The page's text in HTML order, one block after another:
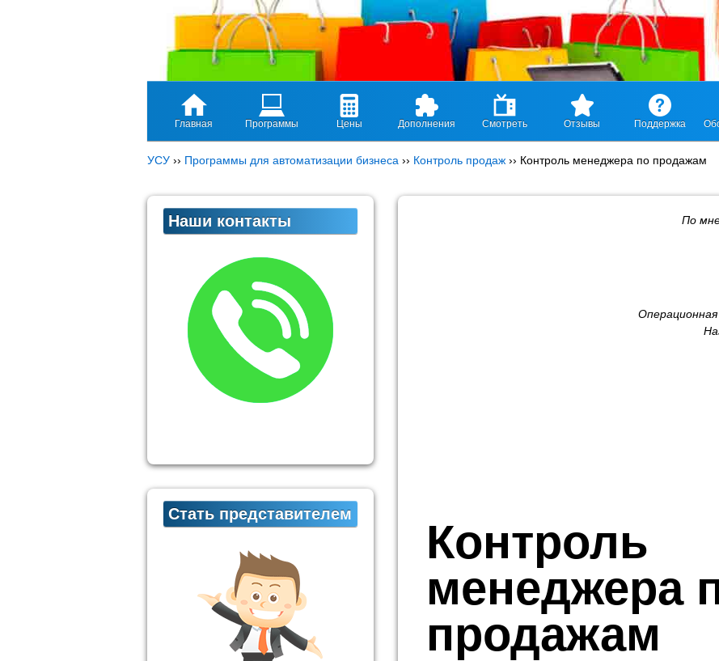
Главная Программы Цены Дополнения Смотреть Отзывы Поддержка
УСУ ›› Программы для автоматизации бизнеса ›› Контроль продаж ›› Контроль менеджера по продажам
По
Контроль
менеджера
продажам
Наши контакты
Стать представителем